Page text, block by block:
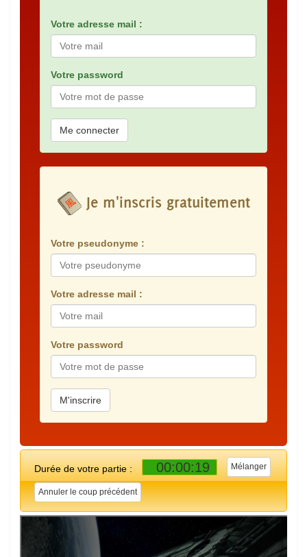
Votre adresse mail :
Votre password
Me connecter
Je m'inscris gratuitement
Votre pseudonyme :
Votre adresse mail :
Votre password
M'inscrire
Durée de votre partie : 00:00:19